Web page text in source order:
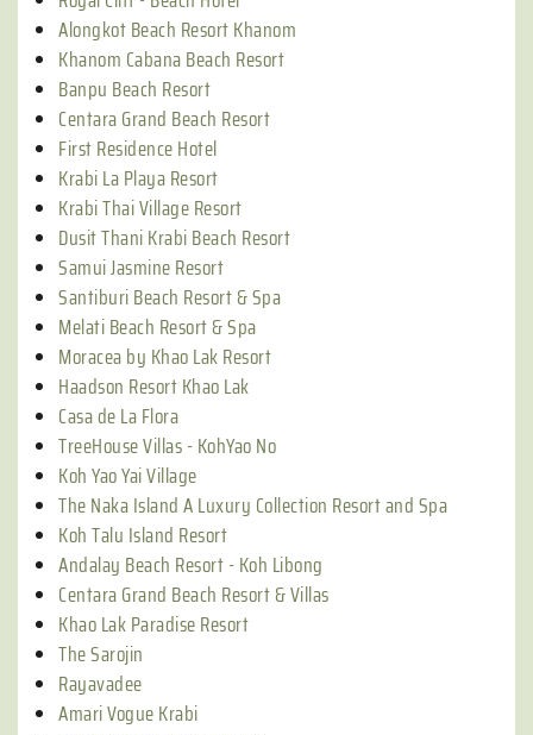
Alongkot Beach Resort Khanom
Khanom Cabana Beach Resort
Banpu Beach Resort
Centara Grand Beach Resort
First Residence Hotel
Krabi La Playa Resort
Krabi Thai Village Resort
Dusit Thani Krabi Beach Resort
Samui Jasmine Resort
Santiburi Beach Resort & Spa
Melati Beach Resort & Spa
Moracea by Khao Lak Resort
Haadson Resort Khao Lak
Casa de La Flora
TreeHouse Villas - KohYao No
Koh Yao Yai Village
The Naka Island A Luxury Collection Resort and Spa
Koh Talu Island Resort
Andalay Beach Resort - Koh Libong
Centara Grand Beach Resort & Villas
Khao Lak Paradise Resort
The Sarojin
Rayavadee
Amari Vogue Krabi